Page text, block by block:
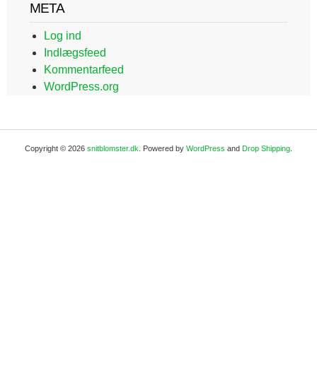
META
Log ind
Indlægsfeed
Kommentarfeed
WordPress.org
Copyright © 2026 snitblomster.dk . Powered by WordPress and Drop Shipping